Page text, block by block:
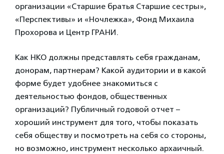
организации «Старшие братья Старшие сестры»,
«Перспективы» и «Ночлежка», Фонд Михаила
Прохорова и Центр ГРАНИ.
Как НКО должны представлять себя гражданам,
донорам, партнерам? Какой аудитории и в какой
форме будет удобнее знакомиться с
деятельностью фондов, общественных
организаций? Публичный годовой отчет –
хороший инструмент для того, чтобы показать
себя обществу и посмотреть на себя со стороны,
но возможно, инструмент несколько архаичный.